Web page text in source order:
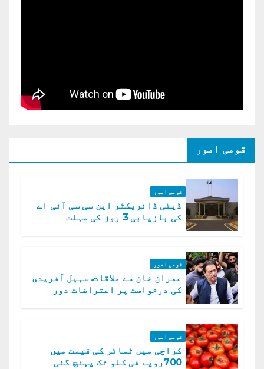
قومی امور
قومی امور
ڈپٹی ڈائریکٹر این سی سی آئی اے
کی بازیابی 3 روز کی مہلت
قومی امور
عمران خان سے ملاقات. سہیل آفریدی
کی درخواست پر اعتراضات دور
قومی امور
کراچی میں ٹماٹر کی قیمت میں
700روپے فی کلو تک پہنچ گئی